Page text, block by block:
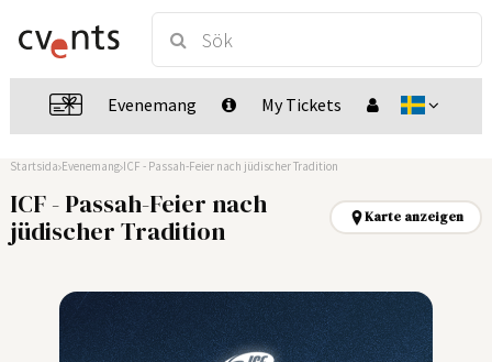
Evenemang My Tickets
Startsida Evenemang ICF - Passah-Feier nach jüdischer Tradition
ICF - Passah-Feier nach
jüdischer Tradition
Karte anzeigen